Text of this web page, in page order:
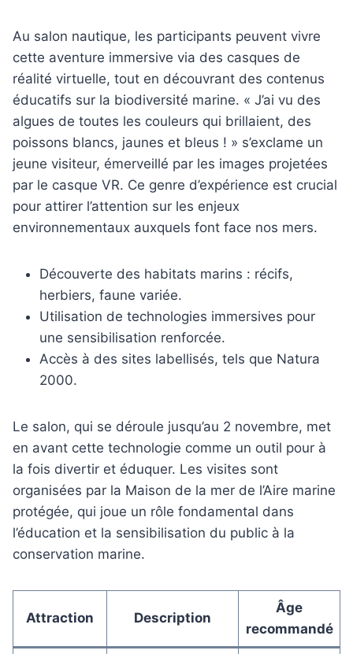
Au salon nautique, les participants peuvent vivre
cette aventure immersive via des casques de
réalité virtuelle, tout en découvrant des contenus
éducatifs sur la biodiversité marine. « J’ai vu des
algues de toutes les couleurs qui brillaient, des
poissons blancs, jaunes et bleus ! » s’exclame un
jeune visiteur, émerveillé par les images projetées
par le casque VR. Ce genre d’expérience est crucial
pour attirer l’attention sur les enjeux
environnementaux auxquels font face nos mers.
Découverte des habitats marins : récifs,
herbiers, faune variée.
Utilisation de technologies immersives pour
une sensibilisation renforcée.
Accès à des sites labellisés, tels que Natura
2000.
Le salon, qui se déroule jusqu’au 2 novembre, met
en avant cette technologie comme un outil pour à
la fois divertir et éduquer. Les visites sont
organisées par la Maison de la mer de l’Aire marine
protégée, qui joue un rôle fondamental dans
l’éducation et la sensibilisation du public à la
conservation marine.
Attraction Description
Âge
recommandé